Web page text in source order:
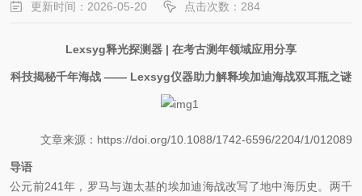
更新时间：2026-05-20 点击次数：284
Lexsyg释光探测器 | 在考古测年领域应用分享
科技揭秘千年海战 —— Lexsyg仪器助力解释埃加迪海战双耳瓶之谜
文章来源： https://doi.org/10.1088/1742-6596/2204/1/012089
导语
公元前241年，罗马与迦太基的埃加迪海战改写了地中海历史。两千